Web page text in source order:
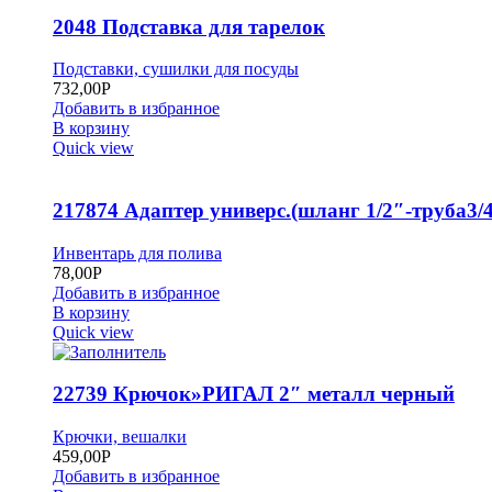
2048 Подставка для тарелок
Подставки, сушилки для посуды
732,00Р
Добавить в избранное
В корзину
Quick view
217874 Адаптер универс.(шланг 1/2″-труба3/
Инвентарь для полива
78,00Р
Добавить в избранное
В корзину
Quick view
22739 Крючок»РИГАЛ 2″ металл черный
Крючки, вешалки
459,00Р
Добавить в избранное